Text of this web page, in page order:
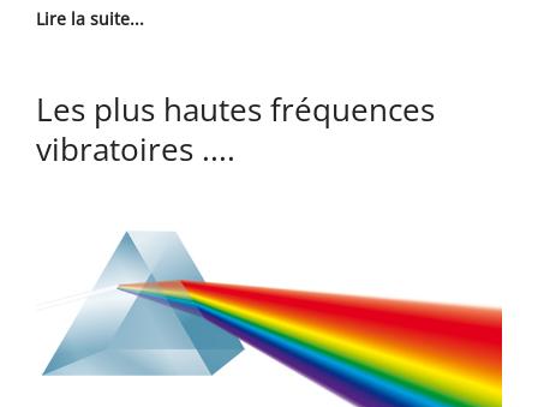
Lire la suite...
Les plus hautes fréquences
vibratoires ....